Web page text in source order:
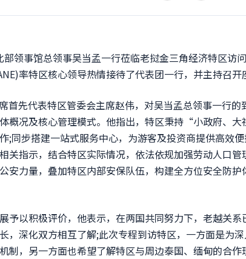
事馆总领事吴当孟一行莅临老挝金三角经济特区访
率特区核心领导热情接待了代表团一行，并主持召开
代表特区管委会主席赵伟，对吴当孟总领事一行的
概况及核心管理模式。他指出，特区秉持“小政府、
;同步搭建一站式服务中心，为游客及投资商提供高效
关指示，结合特区实际情况，依法依规加强劳动人口
安力量，叠加特区内部安保队伍，构建全方位安全防
以积极评价，他表示，在两国共同努力下，老越关系
，深化双方相互了解;此次专程到访特区，一方面是为
制，另一方面也希望了解特区与周边泰国、缅甸的合